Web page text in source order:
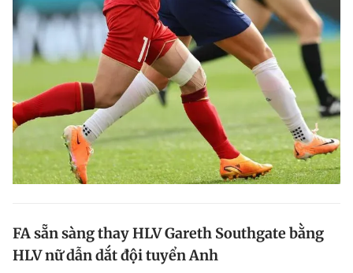
FA sẵn sàng thay HLV Gareth Southgate bằng
HLV nữ dẫn dắt đội tuyển Anh